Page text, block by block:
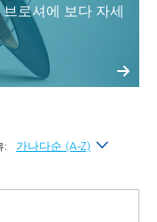
로셔에 보다 자세
: 가나다순 (A-Z)